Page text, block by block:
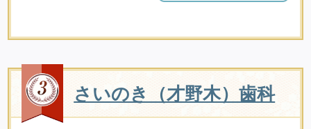
さいのき（才野木）歯科